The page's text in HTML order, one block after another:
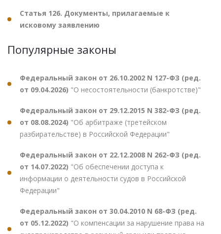
Статья 126. Документы, прилагаемые к
исковому заявлению
Популярные законы
Федеральный закон от 26.10.2002 N 127-ФЗ (ред.
от 09.04.2026) "О несостоятельности (банкротстве)"
Федеральный закон от 29.12.2015 N 382-ФЗ (ред.
от 08.08.2024) "Об арбитраже (третейском
разбирательстве) в Российской Федерации"
Федеральный закон от 22.12.2008 N 262-ФЗ (ред.
от 14.07.2022) "Об обеспечении доступа к
информации о деятельности судов в Российской
Федерации"
Федеральный закон от 30.04.2010 N 68-ФЗ (ред.
от 05.12.2022) "О компенсации за нарушение права на